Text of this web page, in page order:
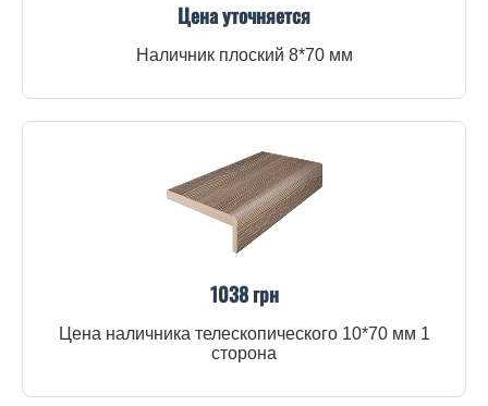
Цена уточняется
Наличник плоский 8*70 мм
1038 грн
Цена наличника телескопического 10*70 мм 1
сторона